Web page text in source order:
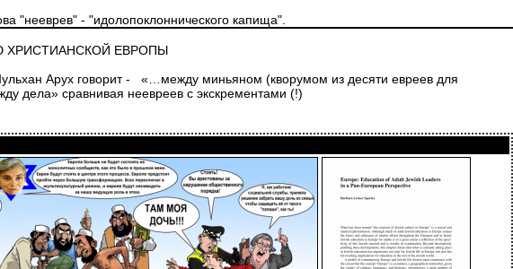
"нееврев" - "идолопоклоннического капища".
ХРИСТИАНСКОЙ ЕВРОПЫ
Арух говорит - «…между миньяном (кворумом из десяти евреев для
дела» сравнивая неевреев с экскрементами (!)